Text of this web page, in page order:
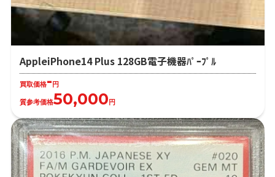
AppleiPhone14 Plus 128GB電子機器ﾊﾟｰﾌﾟﾙ
買取価格-円
質参考価格50,000円